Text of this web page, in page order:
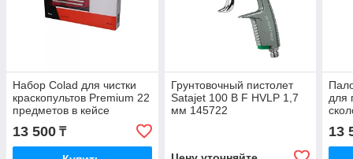
Набор Colad для чистки
краскопультов Premium 22
предметов в кейсе
13 500 ₸
Грунтовочный пистолет
Satajet 100 B F HVLP 1,7
мм 145722
для
13